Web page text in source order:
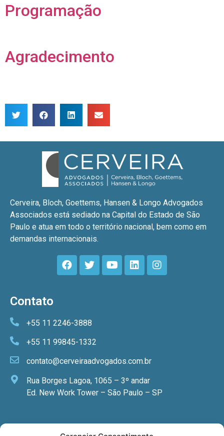
Programação
Agradecimento
Cerveira, Bloch, Goettems, Hansen & Longo Advogados
Associados está sediado na Capital do Estado de São
Paulo e atua em todo o território nacional, bem como em
demandas internacionais.
Contato
+55 11 2246-3888
+55 11 99845-1332
contato@cerveiraadvogados.com.br
Rua Borges Lagoa, 1065 – 3º andar
Ed. New Work Tower – São Paulo – SP
Newsletter